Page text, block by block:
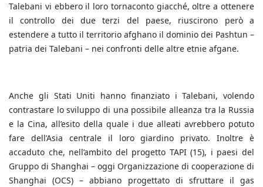
Talebani vi ebbero il loro tornaconto giacché, oltre a ottenere
il controllo dei due terzi del paese, riuscirono però a
estendere a tutto il territorio afghano il dominio dei Pashtun –
patria dei Talebani – nei confronti delle altre etnie afgane.
Anche gli Stati Uniti hanno finanziato i Talebani, volendo
contrastare lo sviluppo di una possibile alleanza tra la Russia
e la Cina, all’esito della quale i due alleati avrebbero potuto
fare dell’Asia centrale il loro giardino privato. Inoltre è
accaduto che, nell’ambito del progetto TAPI (15), i paesi del
Gruppo di Shanghai – oggi Organizzazione di cooperazione di
Shanghai (OCS) – abbiano progettato di sfruttare il gas